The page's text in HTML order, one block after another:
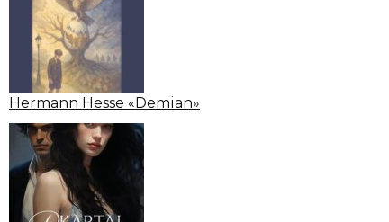
Hermann Hesse «Demian»